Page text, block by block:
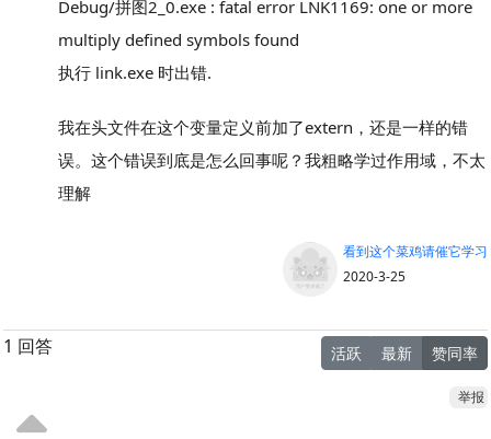
Debug/拼图2_0.exe : fatal error LNK1169: one or more
multiply defined symbols found
执行 link.exe 时出错.
我在头文件在这个变量定义前加了extern，还是一样的错
误。这个错误到底是怎么回事呢？我粗略学过作用域，不太
理解
看到这个菜鸡请催它学习
2020-3-25
1 回答 活跃 最新 赞同率
举报